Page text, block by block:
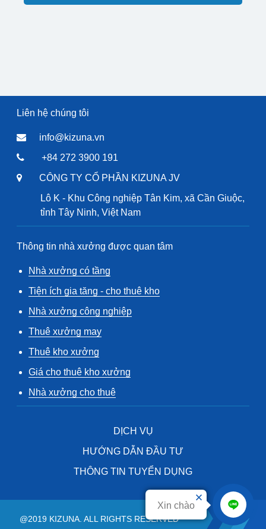
Xin chào
Liên hệ chúng tôi
info@kizuna.vn
+84 272 3900 191
CÔNG TY CỔ PHẦN KIZUNA JV
Lô K - Khu Công nghiệp Tân Kim, xã Cần Giuộc,
tỉnh Tây Ninh, Việt Nam
Thông tin nhà xưởng được quan tâm
Nhà xưởng có tầng
Tiện ích gia tăng - cho thuê kho
Nhà xưởng công nghiệp
Thuê xưởng may
Thuê kho xưởng
Giá cho thuê kho xưởng
Nhà xưởng cho thuê
DỊCH VỤ
HƯỚNG DẪN ĐẦU TƯ
THÔNG TIN TUYỂN DỤNG
@2019 KIZUNA. ALL RIGHTS RESERVED